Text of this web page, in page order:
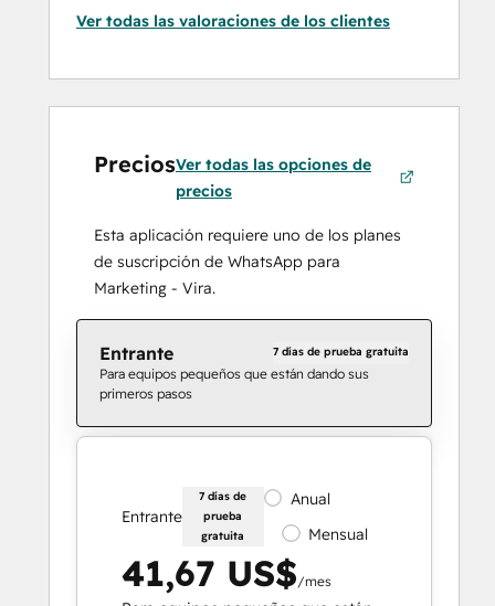
Ver todas las valoraciones de los clientes
PreciosVer todas las opciones de
precios
Esta aplicación requiere uno de los planes
de suscripción de WhatsApp para
Marketing - Vira.
Entrante 7 días de prueba gratuita
Para equipos pequeños que están dando sus
primeros pasos
Entrante
7 días de
prueba
gratuita
Anual
Mensual
41,67 US$/mes